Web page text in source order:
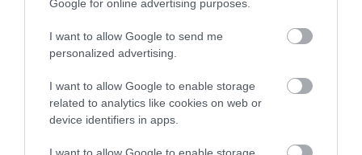
Google for online advertising purposes.
I want to allow Google to send me
personalized advertising.
I want to allow Google to enable storage
related to analytics like cookies on web or
device identifiers in apps.
I want to allow Google to enable storage
Orán, Algéria
Port Said, Egyiptom